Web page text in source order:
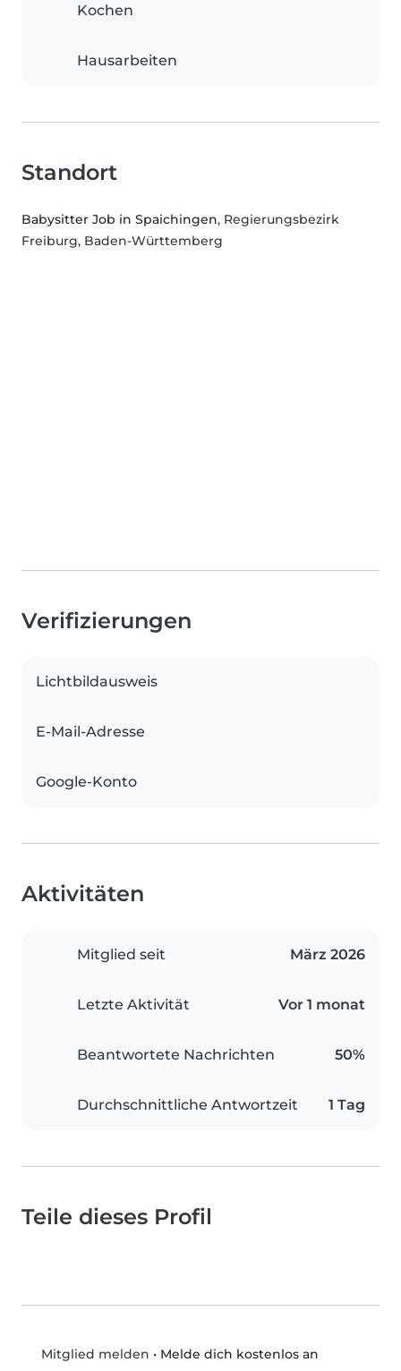
Kochen
Hausarbeiten
Standort
Babysitter Job in Spaichingen, Regierungsbezirk
Freiburg, Baden-Württemberg
Verifizierungen
Lichtbildausweis
E-Mail-Adresse
Google-Konto
Aktivitäten
Mitglied seit März 2026
Letzte Aktivität Vor 1 monat
Beantwortete Nachrichten 50%
Durchschnittliche Antwortzeit 1 Tag
Teile dieses Profil
Mitglied melden • Melde dich kostenlos an